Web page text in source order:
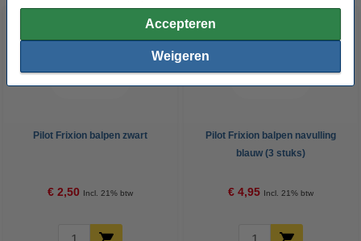
Accepteren
Weigeren
Pilot Frixion balpen zwart
€ 2,50 Incl. 21% btw
Pilot Frixion balpen navulling
blauw (3 stuks)
€ 4,95 Incl. 21% btw